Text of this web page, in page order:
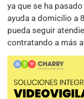
ya que se ha
ayuda a domicilio a
pueda seguir
contratando a más